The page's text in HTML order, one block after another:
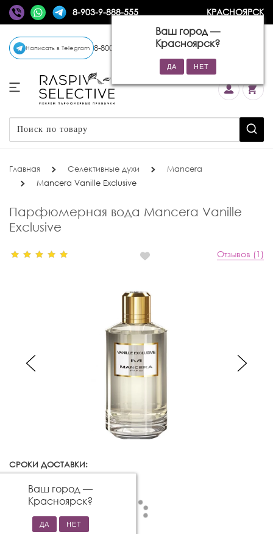
8-903-9-888-555 КРАСНОЯРСК
Ваш город —
Красноярск?
Написать в Telegram 8-800-770-72-34 (бесплатно)
Главная Селективные духи
Mancera
Mancera Vanille Exclusive
Парфюмерная вода Mancera Vanille
Exclusive
Отзывов (1)
СРОКИ ДОСТАВКИ:
Ваш город —
Красноярск?